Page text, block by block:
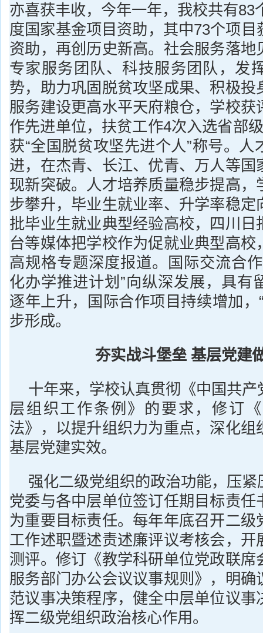
亦喜获丰收，今年一年，我校共有83
度国家基金项目资助，其中73个项目
资助，再创历史新高。社会服务落地
专家服务团队、科技服务团队，发
势，助力巩固脱贫攻坚成果、积极投
服务建设更高水平天府粮仓，学校获
作先进单位，扶贫工作4次入选省部
获“全国脱贫攻坚先进个人”称号。人
进，在杰青、长江、优青、万人等国
现新突破。人才培养质量稳步提高，
步攀升，毕业生就业率、升学率稳定
批毕业生就业典型经验高校，四川日
台等媒体把学校作为促就业典型高校
高规格专题深度报道。国际交流合
化办学推进计划”向纵深发展，具有
逐年上升，国际合作项目持续增加，
步形成。
夯实战斗堡垒 基层党建
十年来，学校认真贯彻《中国共
层组织工作条例》的要求，修订
法》，以提升组织力为重点，深化组
基层党建实效。
强化二级党组织的政治功能，压
党委与各中层单位签订任期目标责任
为重要目标责任。每年年底召开二级
工作述职暨述责述廉评议考核会，开
测评。修订《教学科研单位党政联席
服务部门办公会议议事规则》，明确
范议事决策程序，健全中层单位议事
挥二级党组织政治核心作用。